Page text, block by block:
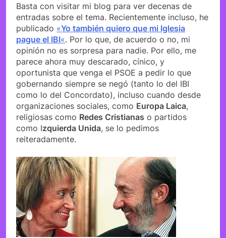
Basta con visitar mi blog para ver decenas de
entradas sobre el tema. Recientemente incluso, he
publicado «Yo también quiero que mi Iglesia
pague el IBI«. Por lo que, de acuerdo o no, mi
opinión no es sorpresa para nadie. Por ello, me
parece ahora muy descarado, cínico, y
oportunista que venga el PSOE a pedir lo que
gobernando siempre se negó (tanto lo del IBI
como lo del Concordato), incluso cuando desde
organizaciones sociales, como Europa Laica,
religiosas como Redes Cristianas o partidos
como Izquierda Unida, se lo pedimos
reiteradamente.